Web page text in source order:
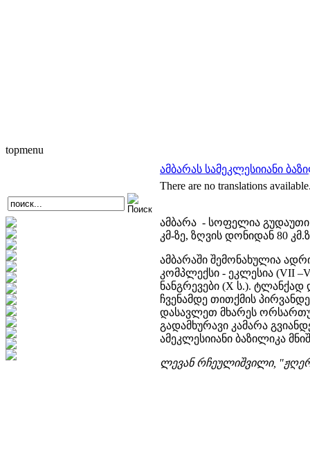
topmenu
ამბარას სამეკლესიიანი
There are no translations
ამბარა - სოფელია
კმ-ზე, ზღვის დონიდან 80
ამბარაში შემონახულია
კომპლექსი - ეკლესია (VII
ნანგრევები (X ს.).
ჩვენამდე თითქმის
დასავლეთ მხარეს
გადამხურავი კამარა
ამეკლესიიანი ბაზილიკა
ლევან რჩეულიშვილი,